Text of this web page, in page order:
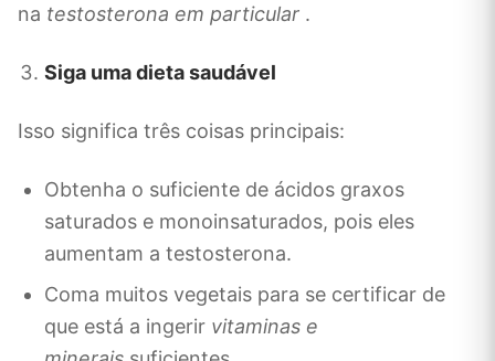
na testosterona em particular .
Siga uma dieta saudável
Isso significa três coisas principais:
Obtenha o suficiente de ácidos graxos
saturados e monoinsaturados, pois eles
aumentam a testosterona.
Coma muitos vegetais para se certificar de
que está a ingerir vitaminas e